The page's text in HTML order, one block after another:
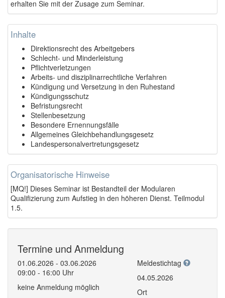
erhalten Sie mit der Zusage zum Seminar.
Inhalte
Direktionsrecht des Arbeitgebers
Schlecht- und Minderleistung
Pflichtverletzungen
Arbeits- und disziplinarrechtliche Verfahren
Kündigung und Versetzung in den Ruhestand
Kündigungsschutz
Befristungsrecht
Stellenbesetzung
Besondere Ernennungsfälle
Allgemeines Gleichbehandlungsgesetz
Landespersonalvertretungsgesetz
Organisatorische Hinweise
[MQ!] Dieses Seminar ist Bestandteil der Modularen
Qualifizierung zum Aufstieg in den höheren Dienst. Teilmodul
1.5.
Termine und Anmeldung
01.06.2026 - 03.06.2026
09:00 - 16:00 Uhr
keine Anmeldung möglich
Meldestichtag
04.05.2026
Ort